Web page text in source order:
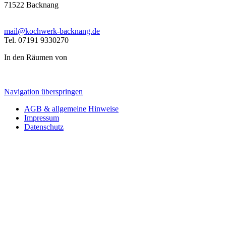
71522 Backnang
mail@kochwerk-backnang.de
Tel. 07191 9330270
In den Räumen von
Navigation überspringen
AGB & allgemeine Hinweise
Impressum
Datenschutz